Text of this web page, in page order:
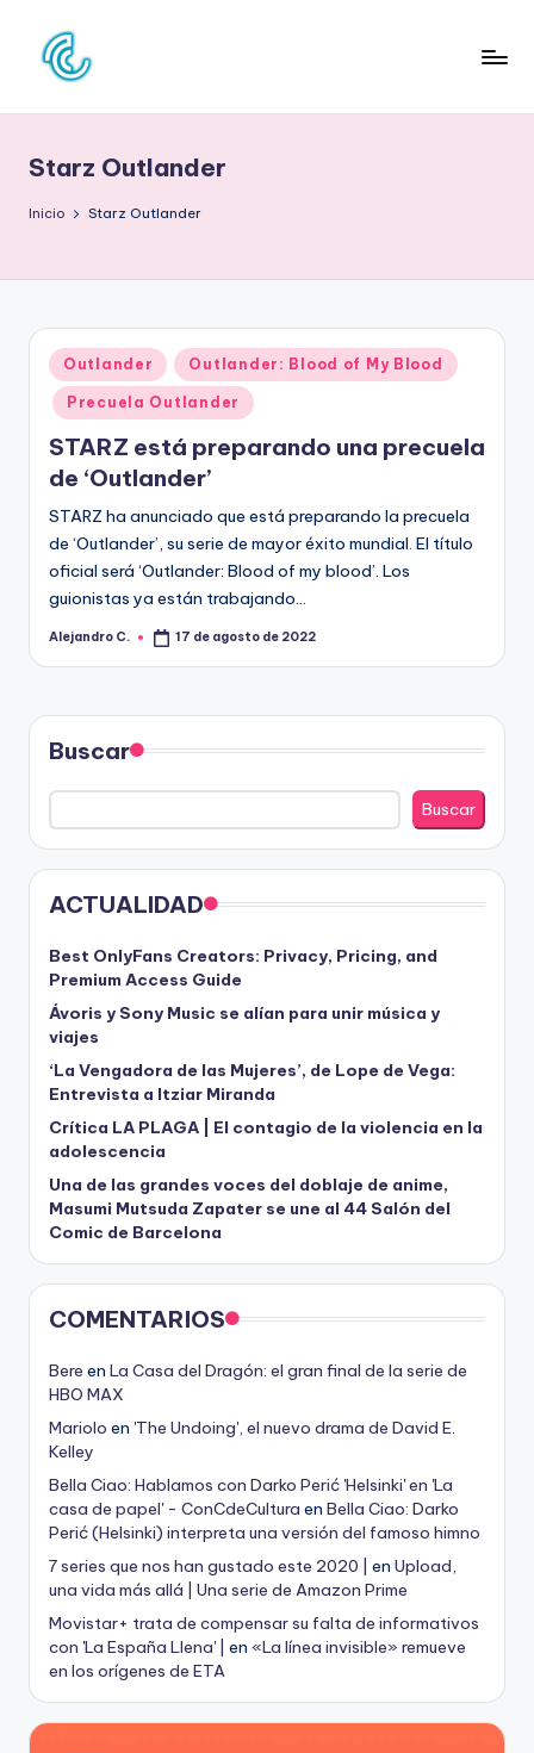
Saltar
N
C
C
U
L
T
U
R
A
de
la
cultura
Starz Outlander
Inicio Starz Outlander
Publicado
en
Outlander Outlander: Blood of My Blood
Precuela Outlander
STARZ está preparando una precuela
de ‘Outlander’
STARZ ha anunciado que está preparando la precuela
de ‘Outlander’, su serie de mayor éxito mundial. El título
oficial será ‘Outlander: Blood of my blood’. Los
guionistas ya están trabajando…
Publicado
Alejandro C. 17 de agosto de 2022
Buscar
Buscar
ACTUALIDAD
Best OnlyFans Creators: Privacy, Pricing, and
Premium Access Guide
Ávoris y Sony Music se alían para unir música y
viajes
‘La Vengadora de las Mujeres’, de Lope de Vega:
Entrevista a Itziar Miranda
Crítica LA PLAGA | El contagio de la violencia en la
adolescencia
Una de las grandes voces del doblaje de anime,
Masumi Mutsuda Zapater se une al 44 Salón del
Comic de Barcelona
COMENTARIOS
Bere en La Casa del Dragón: el gran final de la serie de
HBO MAX
Mariolo en 'The Undoing', el nuevo drama de David E.
Kelley
Bella Ciao: Hablamos con Darko Perić 'Helsinki' en 'La
casa de papel' - ConCdeCultura en Bella Ciao: Darko
Perić (Helsinki) interpreta una versión del famoso himno
7 series que nos han gustado este 2020 |
en Upload,
una vida más allá | Una serie de Amazon Prime
Movistar+ trata de compensar su falta de informativos
con 'La España Llena' | en «La línea invisible» remueve
en los orígenes de ETA